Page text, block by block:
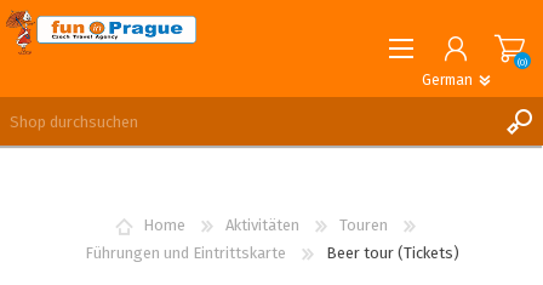
German
REGISTRIERUNG
(0)
Home Aktivitäten
Touren
Führungen und Eintrittskarte
Beer tour (Tickets)